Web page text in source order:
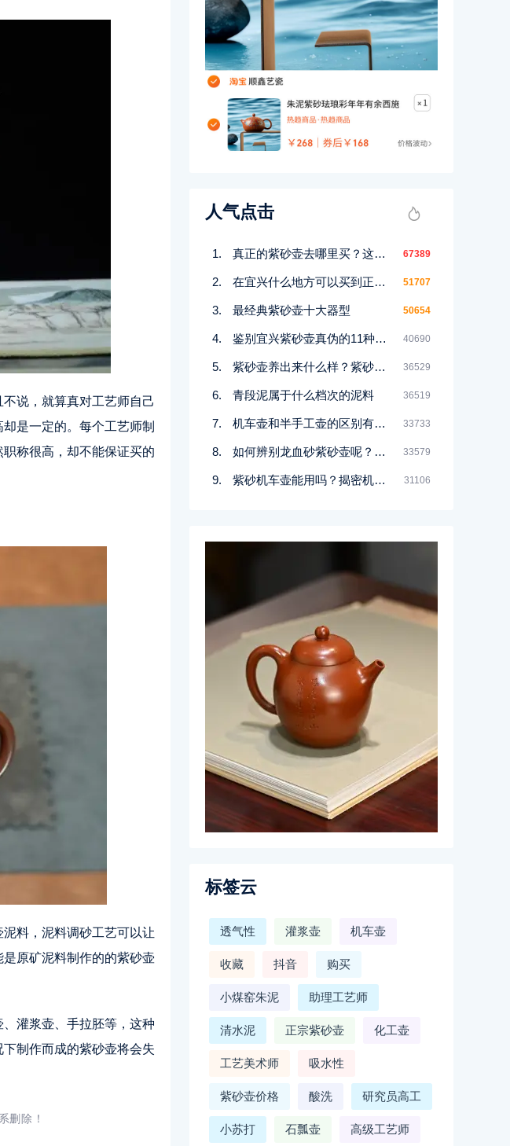
说，就算真对工艺师自己
是一定的。每个工艺师制
称很高，却不能保证买的
料，泥料调砂工艺可以让
原矿泥料制作的的紫砂壶
灌浆壶、手拉胚等，这种
制作而成的紫砂壶将会失
删除！
人气点击
真正的紫砂壶去哪里买？这几个地方都能买到！ 67389
在宜兴什么地方可以买到正宗紫砂壶 51707
最经典紫砂壶十大器型 50654
鉴别宜兴紫砂壶真伪的11种好方法 40690
紫砂壶养出来什么样？紫砂壶包浆前后对比图鉴赏 36529
青段泥属于什么档次的泥料 36519
机车壶和半手工壶的区别有哪些 33733
如何辨别龙血砂紫砂壶呢？记住一点 33579
紫砂机车壶能用吗？揭密机车壶的真实面目 31106
标签云
透气性 灌浆壶 机车壶
收藏 抖音 购买
小煤窑朱泥 助理工艺师
清水泥 正宗紫砂壶 化工壶
工艺美术师 吸水性
紫砂壶价格 酸洗 研究员高工
小苏打 石瓢壶 高级工艺师